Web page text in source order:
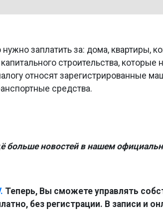
заплатить за: дома, квартиры,
строительства, которые
относят зарегистрированные
средства.
больше новостей в нашем
Теперь, Вы сможете управлять
без регистрации. В записи и